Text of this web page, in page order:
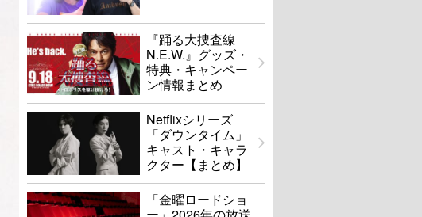
『踊る大捜査線
N.E.W.』グッズ・
特典・キャンペー
ン情報まとめ
Netflixシリーズ
「ダウンタイム」
キャスト・キャラ
クター【まとめ】
「金曜ロードショ